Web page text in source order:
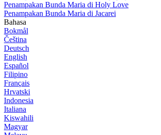
Penampakan Bunda Maria di Holy Love
Penampakan Bunda Maria di Jacarei
Bahasa
Bokmål
Čeština
Deutsch
English
Español
Filipino
Français
Hrvatski
Indonesia
Italiana
Kiswahili
Magyar